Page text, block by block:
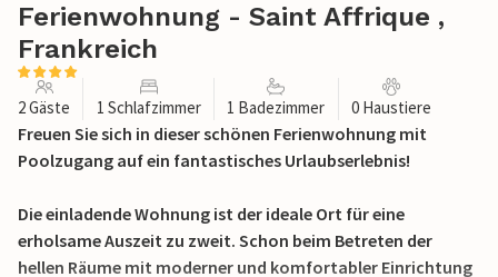
Ferienwohnung - Saint Affrique ,
Frankreich
2 Gäste 1 Schlafzimmer 1 Badezimmer 0 Haustiere
Freuen Sie sich in dieser schönen Ferienwohnung mit
Poolzugang auf ein fantastisches Urlaubserlebnis!
Die einladende Wohnung ist der ideale Ort für eine
erholsame Auszeit zu zweit. Schon beim Betreten der
hellen Räume mit moderner und komfortabler Einrichtung